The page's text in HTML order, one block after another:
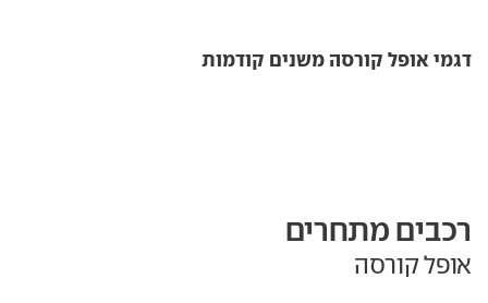
דגמי אופל קורסה משנים קודמות
רכבים מתחרים
אופל קורסה